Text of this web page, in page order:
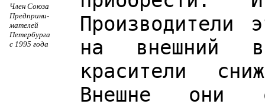
Член Союза
Предприни-
мателей
Петербурга
с 1995 года
Производители
на внешний
красители
Внешне они